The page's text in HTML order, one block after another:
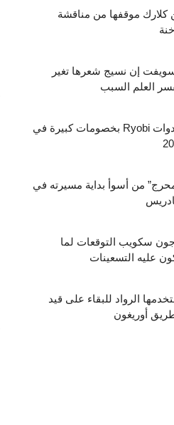
كلارك موقفها من مناقشة
سويفت إن نسيج شعرها تغير
العلم السبب
12 أداة من أدوات Ryobi بخصومات كبيرة في
من أسوأ بداية مسيرته في
سكويب التوقعات لما
عليه التسعينات
الرواد للبقاء على قيد
أوريغون